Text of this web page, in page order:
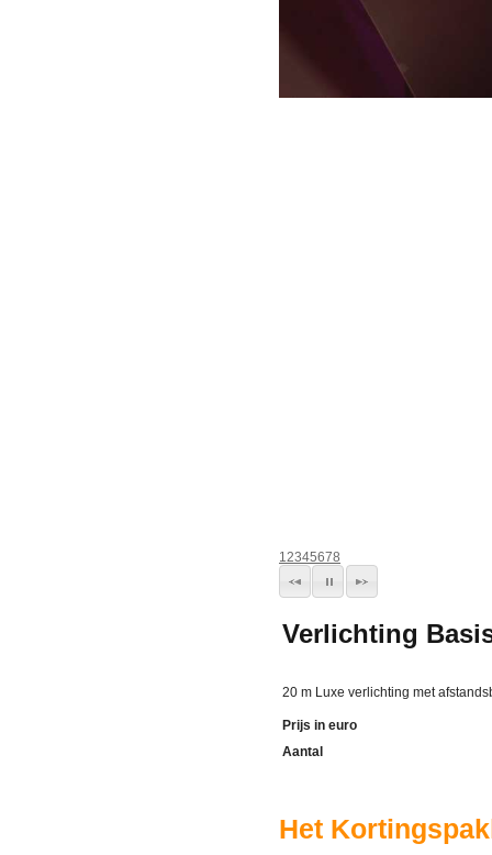
1 2345678
Verlichting
20 m Luxe verlichting met
Prijs in euro
Aantal
Het